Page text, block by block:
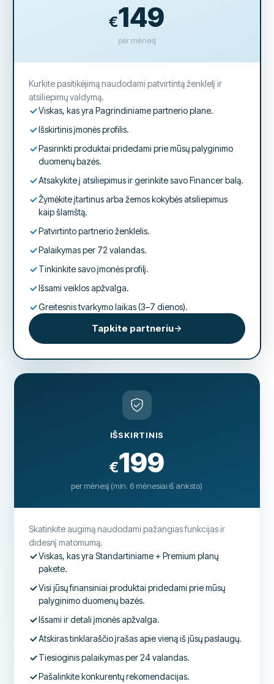
€149
per mėnesį
Kurkite pasitikėjimą naudodami patvirtintą ženklelį ir
atsiliepimų valdymą.
Viskas, kas yra Pagrindiniame partnerio plane.
Išskirtinis įmonės profilis.
Pasirinkti produktai pridedami prie mūsų palyginimo
duomenų bazės.
Atsakykite į atsiliepimus ir gerinkite savo Financer balą.
Žymėkite įtartinus arba žemos kokybės atsiliepimus
kaip šlamštą.
Patvirtinto partnerio ženklelis.
Palaikymas per 72 valandas.
Tinkinkite savo įmonės profilį.
Išsami veiklos apžvalga.
Greitesnis tvarkymo laikas (3–7 dienos).
Tapkite partneriu
IŠSKIRTINIS
€199
per mėnesį (min. 6 mėnesiai iš anksto)
Skatinkite augimą naudodami pažangias funkcijas ir
didesnį matomumą.
Viskas, kas yra Standartiniame + Premium planų
pakete.
Visi jūsų finansiniai produktai pridedami prie mūsų
palyginimo duomenų bazės.
Išsami ir detali įmonės apžvalga.
Atskiras tinklaraščio įrašas apie vieną iš jūsų paslaugų.
Tiesioginis palaikymas per 24 valandas.
Pašalinkite konkurentų rekomendacijas.